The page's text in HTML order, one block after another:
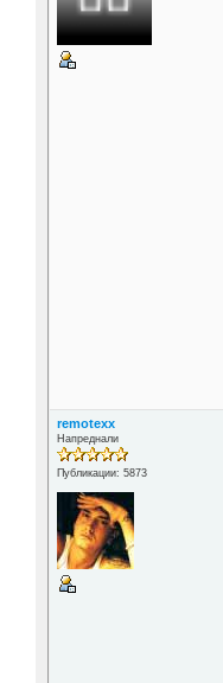
remotexx
Напреднали
Публикации: 5873